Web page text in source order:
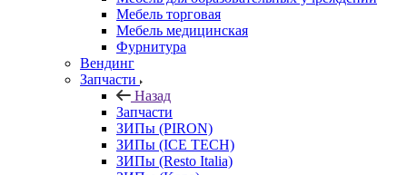
Мебель торговая
Мебель медицинская
Фурнитура
Вендинг
Запчасти
Назад
Запчасти
ЗИПы (PIRON)
ЗИПы (ICE TECH)
ЗИПы (Resto Italia)